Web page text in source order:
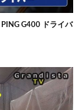
G400 ドライバ